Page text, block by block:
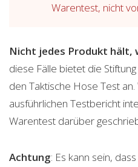
Warentest, nicht
Nicht jedes Produkt hält,
diese Fälle bietet die
den Taktische Hose Test
ausführlichen Testbericht
Warentest darüber
Achtung: Es kann sein,